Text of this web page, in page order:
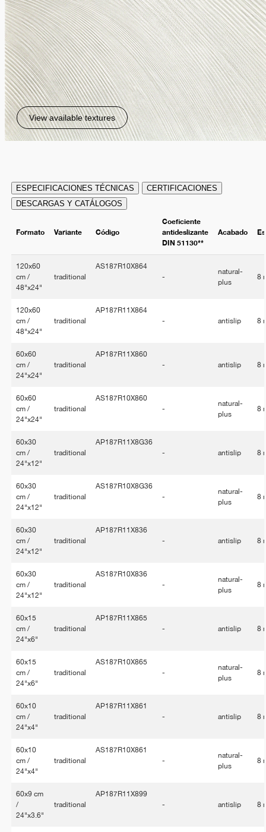
View available textures
ESPECIFICACIONES TÉCNICAS
CERTIFICACIONES
DESCARGAS Y CATÁLOGOS
Formato Variante Código
Coeficiente
antideslizante
DIN 51130**
Acabado
120x60
cm /
48"x24"
traditional
AS187R10X864
-
natural-
plus
8
120x60
cm /
48"x24"
traditional
AP187R11X864
-
antislip 8
60x60
cm /
24"x24"
traditional
AP187R11X860
-
antislip 8
60x60
cm /
24"x24"
traditional
AS187R10X860
-
natural-
plus
8
60x30
cm /
24"x12"
traditional
AP187R11X8G36
-
antislip 8
60x30
cm /
24"x12"
traditional
AS187R10X8G36
-
natural-
plus
8
60x30
cm /
24"x12"
traditional
AP187R11X836
-
antislip 8
60x30
cm /
24"x12"
traditional
AS187R10X836
-
natural-
plus
8
60x15
cm /
24"x6"
traditional
AP187R11X865
-
antislip 8
60x15
cm /
24"x6"
traditional
AS187R10X865
-
natural-
plus
8
60x10
cm /
24"x4"
traditional
AP187R11X861
-
antislip 8
60x10
cm /
24"x4"
traditional
AS187R10X861
-
natural-
plus
8
60x9 cm
/
24"x3.6"
traditional
AP187R11X899
-
antislip 8